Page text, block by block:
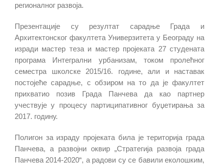
регионалног развоја.
Презентације су резултат сарадње Града и
Архитектонског факултета Универзитета у Београду на
изради мастер теза и мастер пројеката 27 студената
програма Интегрални урбанизам, током пролећног
семестра школске 2015/16. године, али и наставак
постојеће сарадње, с обзиром на то да је факултет
прихватио позив Града Панчева да као партнер
учествује у процесу партиципативног буџетирања за
2017. годину.
Полигон за израду пројеката била је територија града
Панчева, а развојни оквир „Стратегија развоја града
Панчева 2014-2020“, а радови су се бавили еколошким,